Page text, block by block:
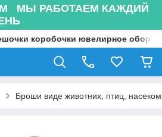
МЫ РАБОТАЕМ КАЖДИЙ
коробочки ювелирное
Броши виде животних, птиц,